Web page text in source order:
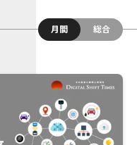
月間
総合